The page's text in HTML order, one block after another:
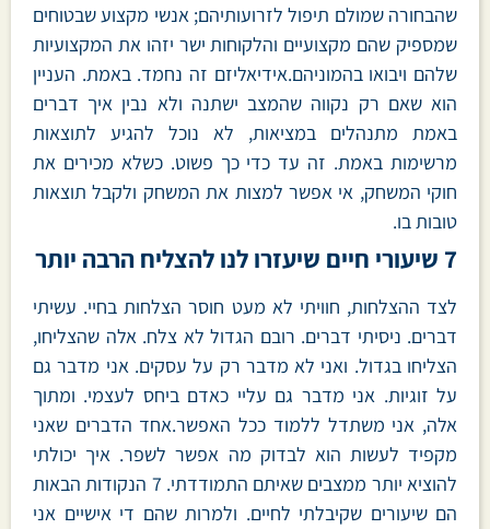
שהבחורה שמולם תיפול לזרועותיהם; אנשי מקצוע שבטוחים
שמספיק שהם מקצועיים והלקוחות ישר יזהו את המקצועיות
שלהם ויבואו בהמוניהם.אידיאליזם זה נחמד. באמת. העניין
הוא שאם רק נקווה שהמצב ישתנה ולא נבין איך דברים
באמת מתנהלים במציאות, לא נוכל להגיע לתוצאות
מרשימות באמת. זה עד כדי כך פשוט. כשלא מכירים את
חוקי המשחק, אי אפשר למצות את המשחק ולקבל תוצאות
טובות בו.
7 שיעורי חיים שיעזרו לנו להצליח הרבה יותר
לצד ההצלחות, חוויתי לא מעט חוסר הצלחות בחיי. עשיתי
דברים. ניסיתי דברים. רובם הגדול לא צלח. אלה שהצליחו,
הצליחו בגדול. ואני לא מדבר רק על עסקים. אני מדבר גם
על זוגיות. אני מדבר גם עליי כאדם ביחס לעצמי. ומתוך
אלה, אני משתדל ללמוד ככל האפשר.אחד הדברים שאני
מקפיד לעשות הוא לבדוק מה אפשר לשפר. איך יכולתי
להוציא יותר ממצבים שאיתם התמודדתי. 7 הנקודות הבאות
הם שיעורים שקיבלתי לחיים. ולמרות שהם די אישיים אני